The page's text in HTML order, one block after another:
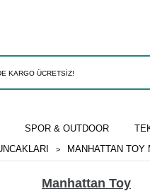
SPOR & OUTDOOR
MANHATTAN
Manhattan Toy